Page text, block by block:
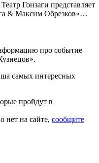
Гонзаги представляет
& Максим Обрезков»…
про событие
самых интересных
пройдут в
нет на сайте, сообщите